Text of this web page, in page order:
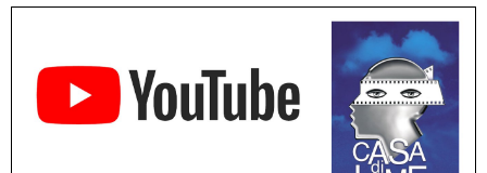
Mise en musique d’un livre jeunesse par Annik Meschinet,
musicienne pédagogue : Ateliers d’expression sonore, vocale,
rythmique et corporelle - Mediateca territuriale di Santa Lucia di
Tallà
! Événement reporté ! Cycle de conférences peinture animé
par Alexandre Dominati - Mediateca territuriale di Santa Lucia di